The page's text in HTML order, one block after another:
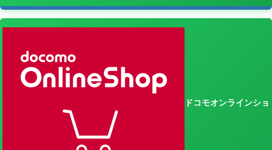
ドコモオンラインショ